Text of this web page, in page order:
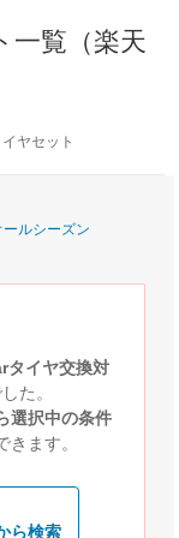
一覧（楽天
ヤセット
ールシーズン
タイヤ交換対
た。
選択中の条件
きます。
ら検索